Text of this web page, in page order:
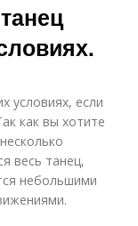
условиях, если
как вы хотите
весь танец,
небольшими